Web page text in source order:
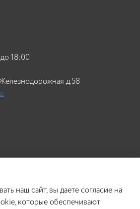
18:00
д.58
наш сайт, вы даете согласие на
которые обеспечивают